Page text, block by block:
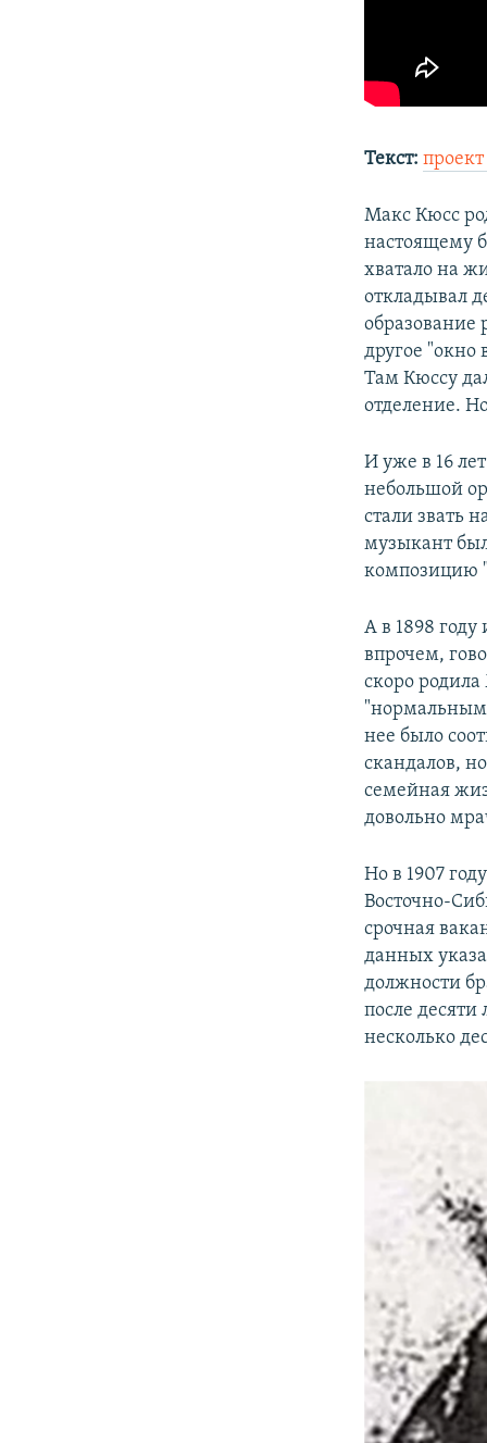
Текст:
Макс Кюсс
настоящему
хватало на
откладывал
образование
другое "окно
Там Кюссу
отделение.
И уже в 16
небольшой
стали звать
музыкант
композицию
А в 1898
впрочем,
скоро
"нормальным
нее было
скандалов,
семейная
довольно
Но в 1907
Восточно-
срочная
данных
должности
после
несколько